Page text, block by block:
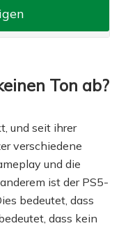
Ton ab?
und seit ihrer
verschiedene
und die
ist der PS5-
bedeutet, dass
dass kein